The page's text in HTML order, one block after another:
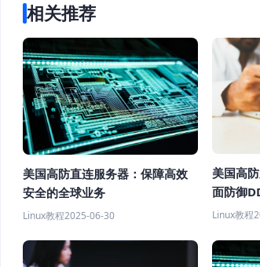
相关推荐
美国高防直连服务器：保障高效
安全的全球业务
Linux教程2025-06-30
美国高
面防御
Linux教程